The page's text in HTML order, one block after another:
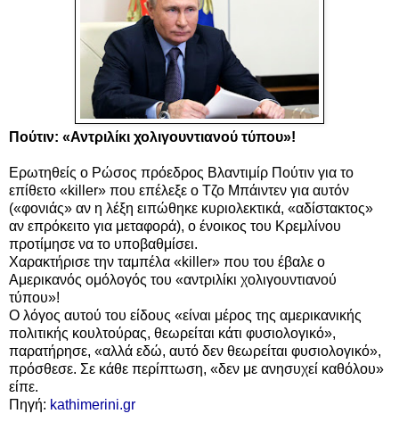
Πούτιν: «Αντριλίκι χολιγουντιανού τύπου»!
Ερωτηθείς ο Ρώσος πρόεδρος Βλαντιμίρ Πούτιν για το
επίθετο «killer» που επέλεξε ο Τζο Μπάιντεν για αυτόν
(«φονιάς» αν η λέξη ειπώθηκε κυριολεκτικά, «αδίστακτος»
αν επρόκειτο για μεταφορά), ο ένοικος του Κρεμλίνου
προτίμησε να το υποβαθμίσει.
Χαρακτήρισε την ταμπέλα «killer» που του έβαλε ο
Αμερικανός ομόλογός του «αντριλίκι χολιγουντιανού
τύπου»!
Ο λόγος αυτού του είδους «είναι μέρος της αμερικανικής
πολιτικής κουλτούρας, θεωρείται κάτι φυσιολογικό»,
παρατήρησε, «αλλά εδώ, αυτό δεν θεωρείται φυσιολογικό»,
πρόσθεσε. Σε κάθε περίπτωση, «δεν με ανησυχεί καθόλου»
είπε.
Πηγή: kathimerini.gr